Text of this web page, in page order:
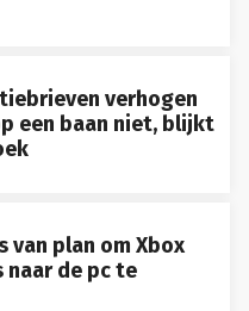
verhogen
een baan niet, blijkt
van plan om Xbox
naar de pc te